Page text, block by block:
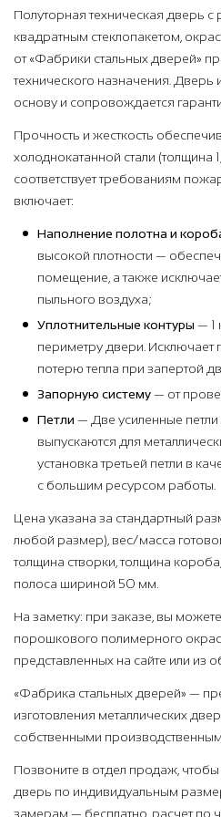
Полуторная техническая дверь с
квадратным стеклопакетом,
от «Фабрики стальных дверей»
технического назначения.
основу и сопровождается
Прочность и жесткость
холоднокатанной стали (толщина
соответствует требованиям
включает:
Наполнение полотна и
высокой плотности —
помещение, а также
пыльного воздуха;
Уплотнительные контуры — 1
периметру двери. Исключает
потерю тепла при запертой
Запорную систему— от
Петли — Две усиленные
выпускаются для
установка третьей петли в
с большим ресурсом работы.
Цена указана за стандартный
любой размер), вес/масса
толщина створки, толщина
полоса шириной 50 мм.
На заметку: при заказе, вы
порошкового полимерного
представленных на сайте или из
«Фабрика стальных дверей» —
изготовления металлических
собственными
Позвоните в отдел продаж,
дверь по индивидуальным
замерам — бесплатно, расчет по